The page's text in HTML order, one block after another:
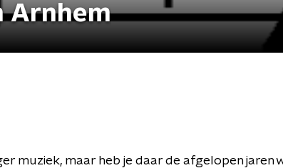
Arnhem
muziek, maar heb je daar de afgelopen jaren